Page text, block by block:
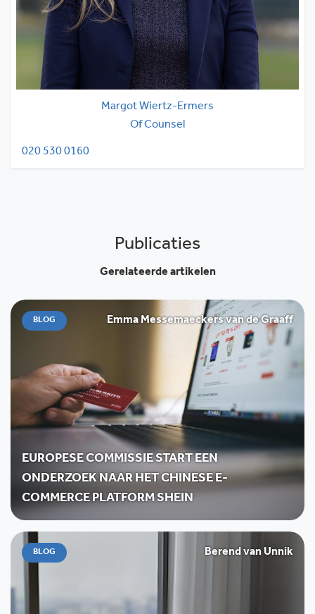
Margot Wiertz-Ermers
Of Counsel
020 530 0160
Publicaties
Gerelateerde artikelen
BLOG Emma Messemaeckers van de Graaff
EUROPESE COMMISSIE START EEN
ONDERZOEK NAAR HET CHINESE E-
COMMERCE PLATFORM SHEIN
BLOG Berend van Unnik